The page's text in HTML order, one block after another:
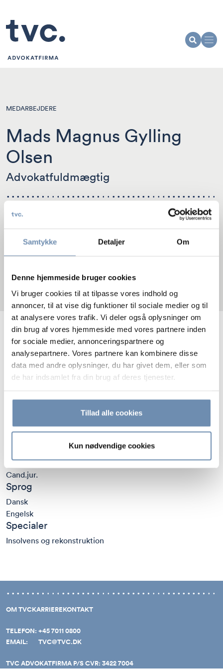
Samtykke Detaljer Om
Denne hjemmeside bruger cookies
Vi bruger cookies til at tilpasse vores indhold og
annoncer, til at vise dig funktioner til sociale medier og til
at analysere vores trafik. Vi deler også oplysninger om
din brug af vores hjemmeside med vores partnere inden
for sociale medier, annonceringspartnere og
analysepartnere. Vores partnere kan kombinere disse
data med andre oplysninger, du har givet dem, eller som
de har indsamlet fra din brug af deres tjenester.
Tillad alle cookies
Kun nødvendige cookies
MEDARBEJDERE
Mads Magnus Gylling
Olsen
Advokatfuldmægtig
Kontakt
+45 2169 5928
mgo@tvc.dk
Mads Magnus Gylling Olsen er advokatfuldmægtig hos
TVC Advokatfirma. Mads Magnus er tilknyttet afdelingen
for insolvens og inkasso.
herunder sagsarbejde, undersøgelse af forarbejder og
retspraksis, udarbejdelse af processkrifter samt behandling
af konkursboer.
Uddannelse
Cand.jur.
Sprog
Dansk
Engelsk
Specialer
Insolvens og rekonstruktion
OM TVCKARRIEREKONTAKT
TELEFON: +45 7011 0800
EMAIL:
TVC@TVC.DK
TVC ADVOKATFIRMA P/S CVR: 3422 7004